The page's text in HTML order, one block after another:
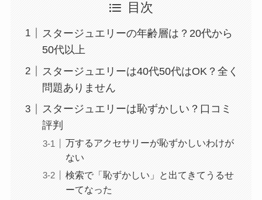
目次
スタージュエリーの年齢層は？20代から
50代以上
スタージュエリーは40代50代はOK？全く
問題ありません
スタージュエリーは恥ずかしい？口コミ
評判
万するアクセサリーが恥ずかしいわけが
ない
検索で「恥ずかしい」と出てきてうるせ
ーてなった